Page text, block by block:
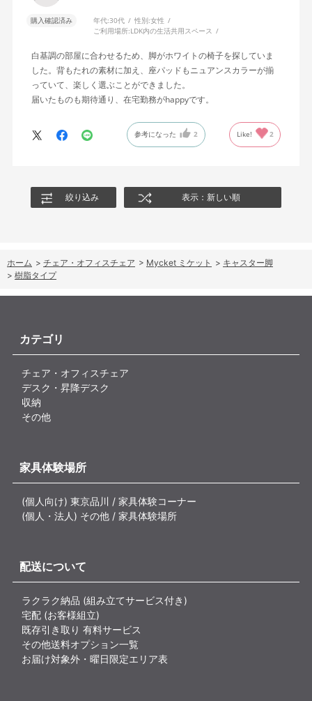
購入確認済み 年代:30代 性別:女性
ご利用場所:LDK内の生活共用スペース
白基調の部屋に合わせるため、脚がホワイトの椅子を探していま
した。背もたれの素材に加え、座パッドもニュアンスカラーが揃
っていて、楽しく選ぶことができました。
届いたものも期待通り、在宅勤務がhappyです。
参考になった 2 Like! 2
絞り込み 表示：新しい順
ホーム > チェア・オフィスチェア > Mycket ミケット > キャスター脚
> 樹脂タイプ
カテゴリ
チェア・オフィスチェア
デスク・昇降デスク
収納
その他
家具体験場所
(個人向け) 東京品川 / 家具体験コーナー
(個人・法人) その他 / 家具体験場所
配送について
ラクラク納品 (組み立てサービス付き)
宅配 (お客様組立)
既存引き取り 有料サービス
その他送料オプション一覧
お届け対象外・曜日限定エリア表